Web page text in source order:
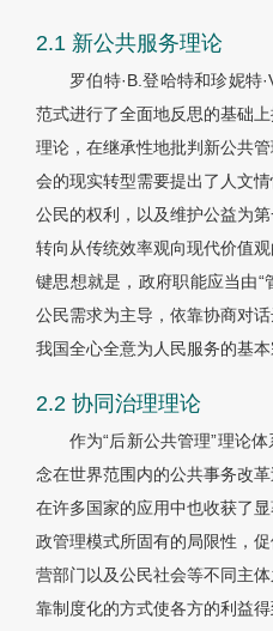
2.1 新公共服务理论
罗伯特·B.登哈特和珍妮特
范式进行了全面地反思的基础
理论，在继承性地批判新公共
会的现实转型需要提出了人文
公民的权利，以及维护公益为
转向从传统效率观向现代价值
键思想就是，政府职能应当由“
公民需求为主导，依靠协商对
我国全心全意为人民服务的基本
2.2 协同治理理论
作为“后新公共管理”理论
念在世界范围内的公共事务改
在许多国家的应用中也收获了
政管理模式所固有的局限性，
营部门以及公民社会等不同主
靠制度化的方式使各方的利益